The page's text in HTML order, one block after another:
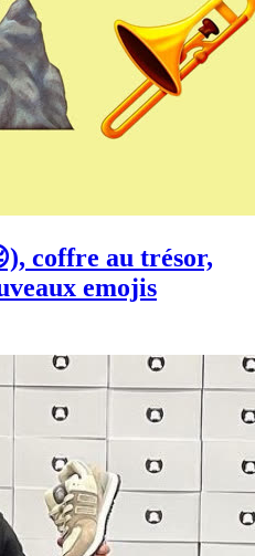
coffre au trésor,
emojis